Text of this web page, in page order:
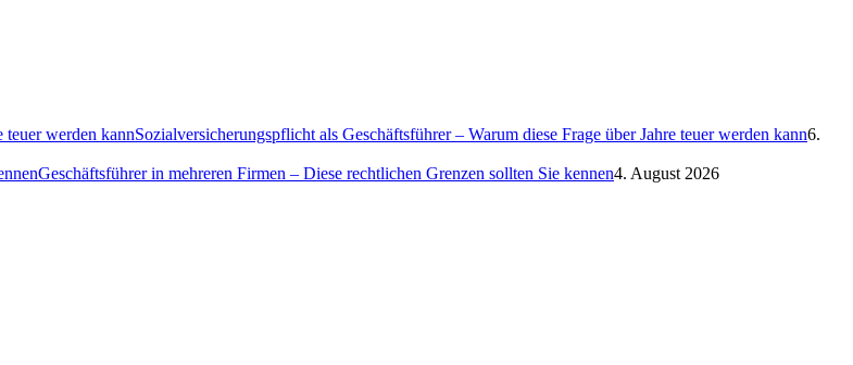
Sozialversicherungspflicht als Geschäftsführer – Warum diese Frage über Jahre teuer werden kann6.
Geschäftsführer in mehreren Firmen – Diese rechtlichen Grenzen sollten Sie kennen4. August 2026